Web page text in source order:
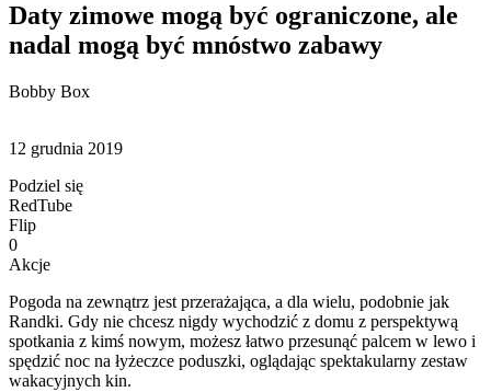
Daty zimowe mogą być ograniczone, ale
nadal mogą być mnóstwo zabawy
Bobby Box
12 grudnia 2019
Podziel się
RedTube
Flip
0
Akcje
Pogoda na zewnątrz jest przerażająca, a dla wielu, podobnie jak
Randki. Gdy nie chcesz nigdy wychodzić z domu z perspektywą
spotkania z kimś nowym, możesz łatwo przesunąć palcem w lewo i
spędzić noc na łyżeczce poduszki, oglądając spektakularny zestaw
wakacyjnych kin.